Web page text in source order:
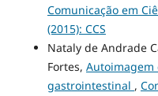
Comunicação em
(2015): CCS
Nataly de Andrade
Fortes, Autoimagem
gastrointestinal ,